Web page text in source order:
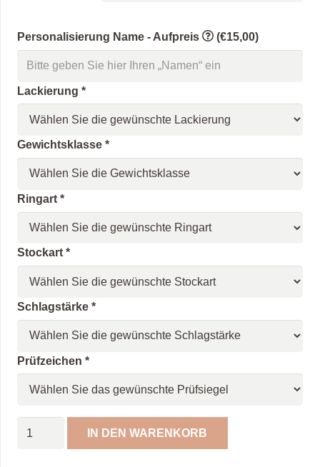
Personalisierung Name - Aufpreis (€15,00)
Lackierung *
Gewichtsklasse *
Ringart *
Stockart *
Schlagstärke *
Prüfzeichen *
IN DEN WARENKORB